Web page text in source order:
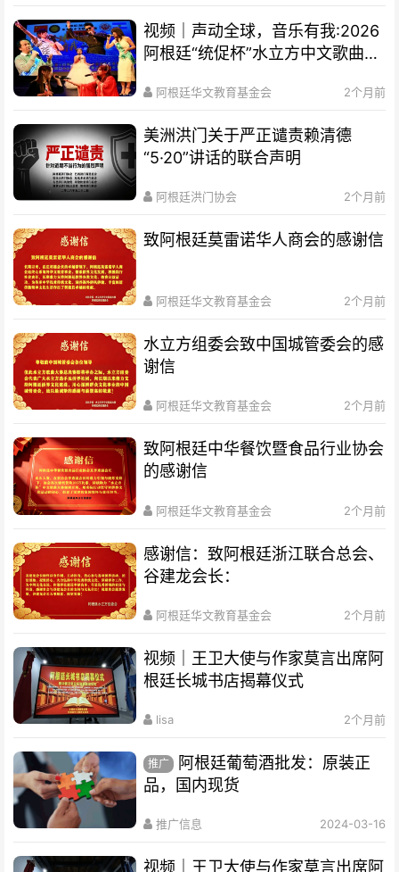
视频｜声动全球，音乐有我:2026
阿根廷“统促杯”水立方中文歌曲大
阿根廷华文教育基金会 2个月前
美洲洪门关于严正谴责赖清德
“5·20”讲话的联合声明
阿根廷洪门协会 2个月前
致阿根廷莫雷诺华人商会的感谢信
阿根廷华文教育基金会 2个月前
水立方组委会致中国城管委会的感
谢信
阿根廷华文教育基金会 2个月前
致阿根廷中华餐饮暨食品行业协会
的感谢信
阿根廷华文教育基金会 2个月前
感谢信：致阿根廷浙江联合总会、
谷建龙会长：
阿根廷华文教育基金会 2个月前
视频｜王卫大使与作家莫言出席阿
根廷长城书店揭幕仪式
lisa 2个月前
推广
阿根廷葡萄酒批发：原装正
品，国内现货
推广信息 2024-03-16
视频｜王卫大使与作家莫言出席阿